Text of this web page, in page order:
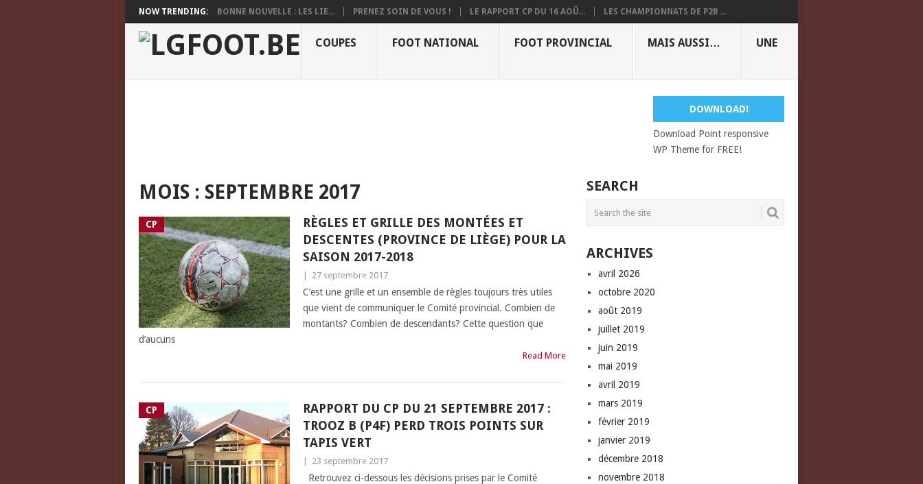
NOW TRENDING: BONNE NOUVELLE : LES LIE... PRENEZ SOIN DE VOUS ! LE RAPPORT CP DU 16 AOÛ... LES CHAMPIONNATS DE P2B ...
COUPES FOOT NATIONAL FOOT PROVINCIAL MAIS AUSSI… UNE
DOWNLOAD!
Download Point responsive
WP Theme for FREE!
MOIS : SEPTEMBRE 2017
CP
RÈGLES ET GRILLE DES MONTÉES ET
DESCENTES (PROVINCE DE LIÈGE) POUR LA
SAISON 2017-2018
27 septembre 2017
C’est une grille et un ensemble de règles toujours très utiles
que vient de communiquer le Comité provincial. Combien de
montants? Combien de descendants? Cette question que
d’aucuns
Read More
CP
RAPPORT DU CP DU 21 SEPTEMBRE 2017 :
TROOZ B (P4F) PERD TROIS POINTS SUR
TAPIS VERT
23 septembre 2017
Retrouvez ci-dessous les décisions prises par le Comité
SEARCH
ARCHIVES
avril 2026
octobre 2020
août 2019
juillet 2019
juin 2019
mai 2019
avril 2019
mars 2019
février 2019
janvier 2019
décembre 2018
novembre 2018